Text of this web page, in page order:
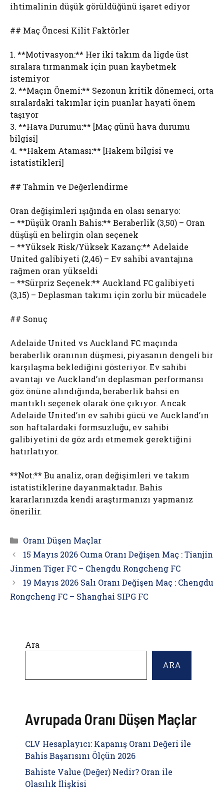
ihtimalinin düşük görüldüğünü işaret ediyor
## Maç Öncesi Kilit Faktörler
1. **Motivasyon:** Her iki takım da ligde üst
sıralara tırmanmak için puan kaybetmek
istemiyor
2. **Maçın Önemi:** Sezonun kritik dönemeci, orta
sıralardaki takımlar için puanlar hayati önem
taşıyor
3. **Hava Durumu:** [Maç günü hava durumu
bilgisi]
4. **Hakem Ataması:** [Hakem bilgisi ve
istatistikleri]
## Tahmin ve Değerlendirme
Oran değişimleri ışığında en olası senaryo:
– **Düşük Oranlı Bahis:** Beraberlik (3,50) – Oran
düşüşü en belirgin olan seçenek
– **Yüksek Risk/Yüksek Kazanç:** Adelaide
United galibiyeti (2,46) – Ev sahibi avantajına
rağmen oran yükseldi
– **Sürpriz Seçenek:** Auckland FC galibiyeti
(3,15) – Deplasman takımı için zorlu bir mücadele
## Sonuç
Adelaide United vs Auckland FC maçında
beraberlik oranının düşmesi, piyasanın dengeli bir
karşılaşma beklediğini gösteriyor. Ev sahibi
avantajı ve Auckland’ın deplasman performansı
göz önüne alındığında, beraberlik bahsi en
mantıklı seçenek olarak öne çıkıyor. Ancak
Adelaide United’ın ev sahibi gücü ve Auckland’ın
son haftalardaki formsuzluğu, ev sahibi
galibiyetini de göz ardı etmemek gerektiğini
hatırlatıyor.
**Not:** Bu analiz, oran değişimleri ve takım
istatistiklerine dayanmaktadır. Bahis
kararlarınızda kendi araştırmanızı yapmanız
önerilir.
Kategoriler
Oranı Düşen Maçlar
15 Mayıs 2026 Cuma Oranı Değişen Maç : Tianjin
Jinmen Tiger FC – Chengdu Rongcheng FC
19 Mayıs 2026 Salı Oranı Değişen Maç : Chengdu
Rongcheng FC – Shanghai SIPG FC
Ara
ARA
Avrupada Oranı Düşen Maçlar
CLV Hesaplayıcı: Kapanış Oranı Değeri ile
Bahis Başarısını Ölçün 2026
Bahiste Value (Değer) Nedir? Oran ile
Olasılık İlişkisi